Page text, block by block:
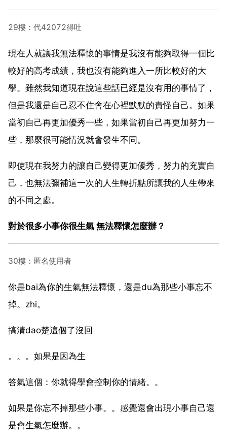
29樓：代42072得吐
現在人就讓我無法釋懷的事情是我沒有能夠取得一個比
較好的高考成績，我也沒有能夠進入一所比較好的大
學。雖然我知道現在說這些話已經是沒有用的事情了，
但是我還是自己忍不住會在心裡默默的責怪自己。如果
當初自己再更加優秀一些，如果當初自己再更加努力一
些，那麼很可能情況就會發生不同。
即使現在我努力的讓自己變得更加優秀，努力的充實自
己，也無法彌補這一次的人生轉折點所讓我的人生帶來
的不同之處。
對於很多小事你很生氣 無法釋懷怎麼辦？
30樓：匿名使用者
你是bai為你的生氣無法釋懷，還是du為那些小事忘不
掉。zhi。
搞清dao楚這個了沒回
。。。如果是因為生
答氣這個：你就得學會控制你的情緒。。
如果是你忘不掉那些小事。。感覺還會出現小事自己還
是會生氣怎麼辦。。